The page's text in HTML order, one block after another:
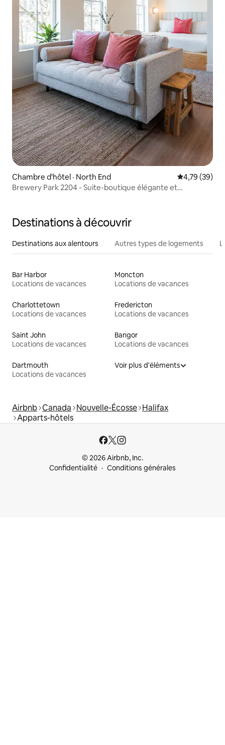
Chambre d'hôtel · North End Note
4,79 (39)
Brewery Park 2204 - Suite-boutique élégante et
Destinations à découvrir
Destinations aux alentours Autres types de logements
Bar Harbor
Locations de vacances
Moncton
Locations de vacances
Charlottetown
Locations de vacances
Fredericton
Locations de vacances
Saint John
Locations de vacances
Bangor
Locations de vacances
Dartmouth
Locations de vacances
Voir plus d'éléments
Airbnb Canada Nouvelle-Écosse Halifax
Apparts-hôtels
© 2026 Airbnb, Inc.
Confidentialité
Conditions générales